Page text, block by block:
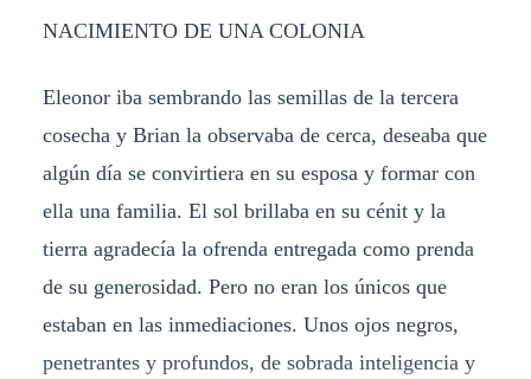
NACIMIENTO DE UNA COLONIA
Eleonor iba sembrando las semillas de la tercera
cosecha y Brian la observaba de cerca, deseaba que
algún día se convirtiera en su esposa y formar con
ella una familia. El sol brillaba en su cénit y la
tierra agradecía la ofrenda entregada como prenda
de su generosidad. Pero no eran los únicos que
estaban en las inmediaciones. Unos ojos negros,
penetrantes y profundos, de sobrada inteligencia y